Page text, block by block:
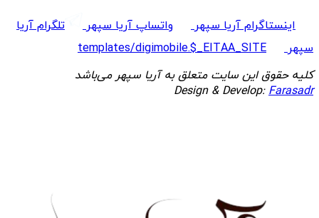
اینستاگرام آریا سپهر واتساپ آریا سپهر
تلگرام آریا
سپهر
templates/digimobile.$_EITAA_SITE
کلیه حقوق این سایت متعلق به آریا سپهر می‌باشد
Design & Develop:Farasadr